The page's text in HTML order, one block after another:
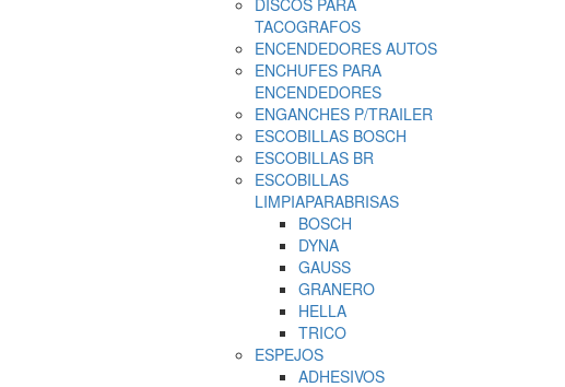
DISCOS PARA
TACOGRAFOS
ENCENDEDORES AUTOS
ENCHUFES PARA
ENCENDEDORES
ENGANCHES P/TRAILER
ESCOBILLAS BOSCH
ESCOBILLAS BR
ESCOBILLAS
LIMPIAPARABRISAS
BOSCH
DYNA
GAUSS
GRANERO
HELLA
TRICO
ESPEJOS
ADHESIVOS